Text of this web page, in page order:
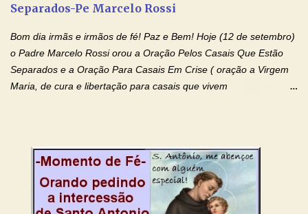
o pedido). Acolhei, Nhá Chica, no vosso coração bondoso as
Separados-Pe Marcelo Rossi
Bom dia irmãs e irmãos de fé! Paz e Bem! Hoje (12 de setembro)
o Padre Marcelo Rossi orou a Oração Pelos Casais Que Estão
Separados e a Oração Para Casais Em Crise ( oração a Virgem
Maria, de cura e libertação para casais que vivem
no programa de rádio Momento de Fé, pela cura dos
relacionamentos. Seu relacionamento está doente? Você está
sofrendo? Então ouça o Momento de Fé e entre nesta corrente
de orações abençoadas, d eixe o Amor Ágape de Jesus curar e